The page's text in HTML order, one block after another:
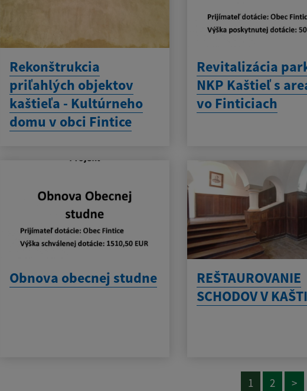
Rekonštrukcia
priľahlých objektov
kaštieľa - Kultúrneho
domu v obci Fintice
Revitalizácia
NKP Kaštieľ s
vo Finticiach
Obnova obecnej studne
REŠTAUROVANIE
SCHODOV V
1 2 >